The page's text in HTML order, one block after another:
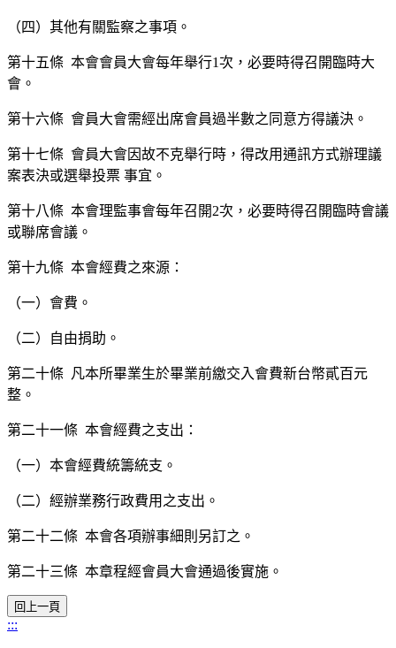
（四）其他有關監察之事項。
第十五條 本會會員大會每年舉行1次，必要時得召開臨時大
會。
第十六條 會員大會需經出席會員過半數之同意方得議決。
第十七條 會員大會因故不克舉行時，得改用通訊方式辦理議
案表決或選舉投票 事宜。
第十八條 本會理監事會每年召開2次，必要時得召開臨時會議
或聯席會議。
第十九條 本會經費之來源：
（一）會費。
（二）自由捐助。
第二十條 凡本所畢業生於畢業前繳交入會費新台幣貳百元
整。
第二十一條 本會經費之支出：
（一）本會經費統籌統支。
（二）經辦業務行政費用之支出。
第二十二條 本會各項辦事細則另訂之。
第二十三條 本章程經會員大會通過後實施。
:::